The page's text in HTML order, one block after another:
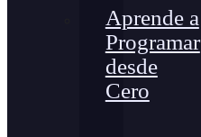
Aprende a
Programar
desde
Cero